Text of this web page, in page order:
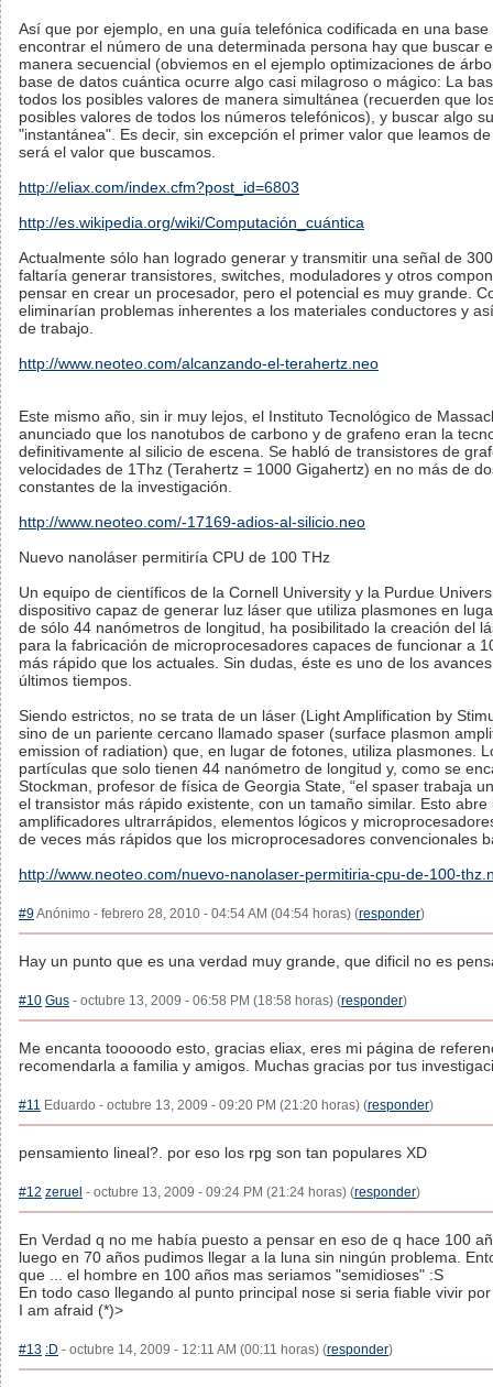
Así que por ejemplo, en una guía telefónica codificada en una
encontrar el número de una determinada persona hay que buscar
manera secuencial (obviemos en el ejemplo optimizaciones de
base de datos cuántica ocurre algo casi milagroso o mágico: La
todos los posibles valores de manera simultánea (recuerden que
posibles valores de todos los números telefónicos), y buscar algo
"instantánea". Es decir, sin excepción el primer valor que leamos
será el valor que buscamos.
http://eliax.com/index.cfm?post_id=6803
http://es.wikipedia.org/wiki/Computación_cuántica
Actualmente sólo han logrado generar y transmitir una señal de
faltaría generar transistores, switches, moduladores y otros
pensar en crear un procesador, pero el potencial es muy grande.
eliminarían problemas inherentes a los materiales conductores y
de trabajo.
http://www.neoteo.com/alcanzando-el-terahertz.neo
Este mismo año, sin ir muy lejos, el Instituto Tecnológico de
anunciado que los nanotubos de carbono y de grafeno eran la
definitivamente al silicio de escena. Se habló de transistores de
velocidades de 1Thz (Terahertz = 1000 Gigahertz) en no más de
constantes de la investigación.
http://www.neoteo.com/-17169-adios-al-silicio.neo
Nuevo nanoláser permitiría CPU de 100 THz
Un equipo de científicos de la Cornell University y la Purdue
dispositivo capaz de generar luz láser que utiliza plasmones en
de sólo 44 nanómetros de longitud, ha posibilitado la creación del
para la fabricación de microprocesadores capaces de funcionar a
más rápido que los actuales. Sin dudas, éste es uno de los
últimos tiempos.
Siendo estrictos, no se trata de un láser (Light Amplification by
sino de un pariente cercano llamado spaser (surface plasmon
emission of radiation) que, en lugar de fotones, utiliza plasmones.
partículas que solo tienen 44 nanómetro de longitud y, como se
Stockman, profesor de física de Georgia State, “el spaser trabaja
el transistor más rápido existente, con un tamaño similar. Esto
amplificadores ultrarrápidos, elementos lógicos y
de veces más rápidos que los microprocesadores convencionales
http://www.neoteo.com/nuevo-nanolaser-permitiria-cpu-de-100-
#9Anónimo - febrero 28, 2010 - 04:54 AM (04:54 horas) (responder)
Hay un punto que es una verdad muy grande, que dificil no es
#10 Gus - octubre 13, 2009 - 06:58 PM (18:58 horas) (responder)
Me encanta tooooodo esto, gracias eliax, eres mi página de
recomendarla a familia y amigos. Muchas gracias por tus
#11 Eduardo - octubre 13, 2009 - 09:20 PM (21:20 horas) (responder)
pensamiento lineal?. por eso los rpg son tan populares XD
#12 zeruel - octubre 13, 2009 - 09:24 PM (21:24 horas) (responder)
En Verdad q no me había puesto a pensar en eso de q hace 100
luego en 70 años pudimos llegar a la luna sin ningún problema.
que ... el hombre en 100 años mas seriamos "semidioses" :S
En todo caso llegando al punto principal nose si seria fiable vivir
I am afraid (*)>
#13 :D - octubre 14, 2009 - 12:11 AM (00:11 horas) (responder)